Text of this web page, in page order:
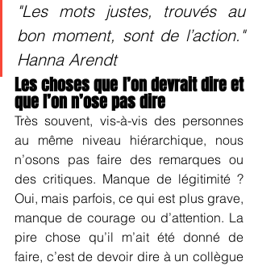
"Les mots justes, trouvés au
bon moment, sont de l’action."
Hanna Arendt
Les choses que l’on devrait dire et
que l’on n’ose pas dire
Très souvent, vis-à-vis des personnes
au même niveau hiérarchique, nous
n’osons pas faire des remarques ou
des critiques. Manque de légitimité ?
Oui, mais parfois, ce qui est plus grave,
manque de courage ou d’attention. La
pire chose qu’il m’ait été donné de
faire, c’est de devoir dire à un collègue